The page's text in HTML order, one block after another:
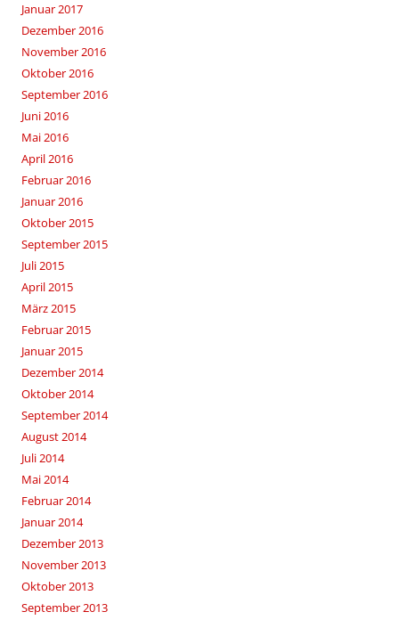
Januar 2017
Dezember 2016
November 2016
Oktober 2016
September 2016
Juni 2016
Mai 2016
April 2016
Februar 2016
Januar 2016
Oktober 2015
September 2015
Juli 2015
April 2015
März 2015
Februar 2015
Januar 2015
Dezember 2014
Oktober 2014
September 2014
August 2014
Juli 2014
Mai 2014
Februar 2014
Januar 2014
Dezember 2013
November 2013
Oktober 2013
September 2013